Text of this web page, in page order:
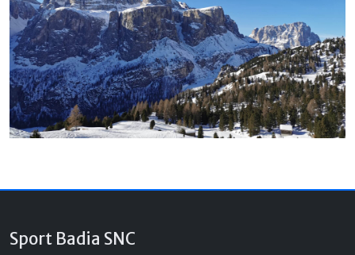
Sport Badia SNC